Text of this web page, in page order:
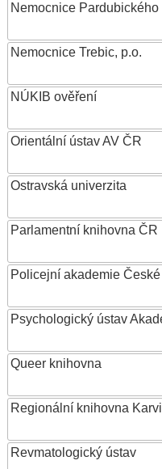
Nemocnice Pardubického
Nemocnice Trebic, p.o.
NÚKIB ověření
Orientální ústav AV ČR
Ostravská univerzita
Parlamentní knihovna ČR
Policejní akademie
Psychologický ústav
Queer knihovna
Regionální knihovna
Revmatologický ústav